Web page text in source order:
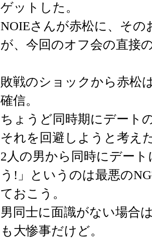
ゲットした。
NOIEさんが赤松に、そ
が、今回のオフ会の直接
敗戦のショックから赤松
確信。
ちょうど同時期にデート
それを回避しようと考え
2人の男から同時にデー
う!」というのは最悪の
ておこう。
男同士に面識がない場合
も大惨事だけど。